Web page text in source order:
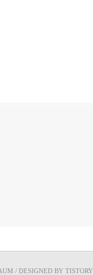
/ DESIGNED BY TISTORY